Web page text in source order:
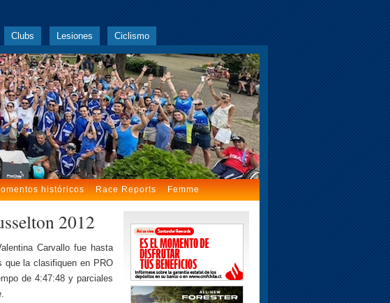
Clubs Lesiones Ciclismo
históricos Race Reports Femme
2012
Carvallo fue hasta
que la clasifiquen en PRO
de 4:47:48 y parciales